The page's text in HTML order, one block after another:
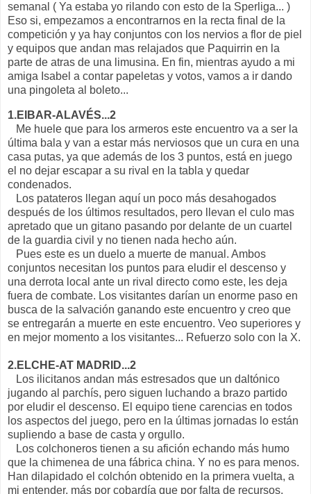
semanal ( Ya estaba yo rilando con esto de la Sperliga... )
Eso si, empezamos a encontrarnos en la recta final de la
competición y ya hay conjuntos con los nervios a flor de piel
y equipos que andan mas relajados que Paquirrin en la
parte de atras de una limusina. En fin, mientras ayudo a mi
amiga Isabel a contar papeletas y votos, vamos a ir dando
una pingoleta al boleto...
1.EIBAR-ALAVÉS...2
Me huele que para los armeros este encuentro va a ser la
última bala y van a estar más nerviosos que un cura en una
casa putas, ya que además de los 3 puntos, está en juego
el no dejar escapar a su rival en la tabla y quedar
condenados.
Los patateros llegan aquí un poco más desahogados
después de los últimos resultados, pero llevan el culo mas
apretado que un gitano pasando por delante de un cuartel
de la guardia civil y no tienen nada hecho aún.
Pues este es un duelo a muerte de manual. Ambos
conjuntos necesitan los puntos para eludir el descenso y
una derrota local ante un rival directo como este, les deja
fuera de combate. Los visitantes darían un enorme paso en
busca de la salvación ganando este encuentro y creo que
se entregarán a muerte en este encuentro. Veo superiores y
en mejor momento a los visitantes... Refuerzo solo con la X.
2.ELCHE-AT MADRID...2
Los ilicitanos andan más estresados que un daltónico
jugando al parchís, pero siguen luchando a brazo partido
por eludir el descenso. El equipo tiene carencias en todos
los aspectos del juego, pero en la últimas jornadas lo están
supliendo a base de casta y orgullo.
Los colchoneros tienen a su afición echando más humo
que la chimenea de una fábrica china. Y no es para menos.
Han dilapidado el colchón obtenido en la primera vuelta, a
mi entender, más por cobardía que por falta de recursos.